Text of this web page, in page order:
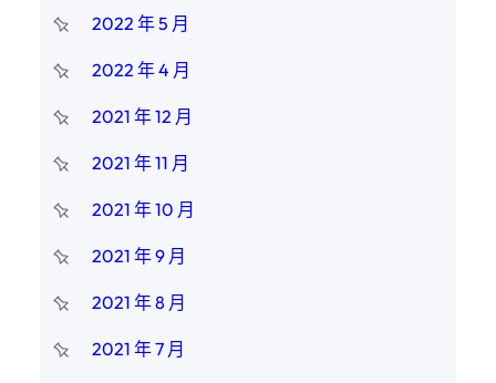
2022 年 5 月
2022 年 4 月
2021 年 12 月
2021 年 11 月
2021 年 10 月
2021 年 9 月
2021 年 8 月
2021 年 7 月